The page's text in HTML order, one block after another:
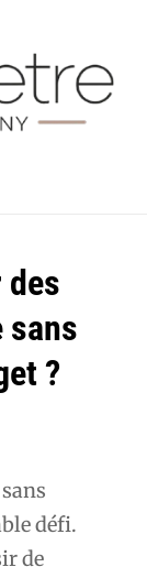
sans
?
défi.
de